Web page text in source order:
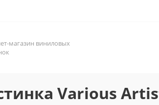
магазин виниловых
Various